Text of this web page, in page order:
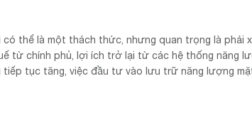
thể là một thách thức, nhưng quan trọng là phải
từ chính phủ, lợi ích trở lại từ các hệ thống năng
tục tăng, việc đầu tư vào lưu trữ năng lượng